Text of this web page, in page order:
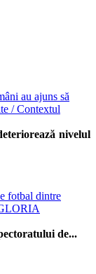
au ajuns să
/ Contextul
nivelul
fotbal dintre
de...